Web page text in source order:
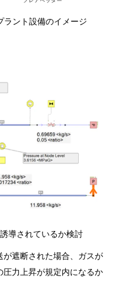
ラント設備のイメージ
導されているか検討
遮断された場合、ガスが
圧力上昇が規定内になるか